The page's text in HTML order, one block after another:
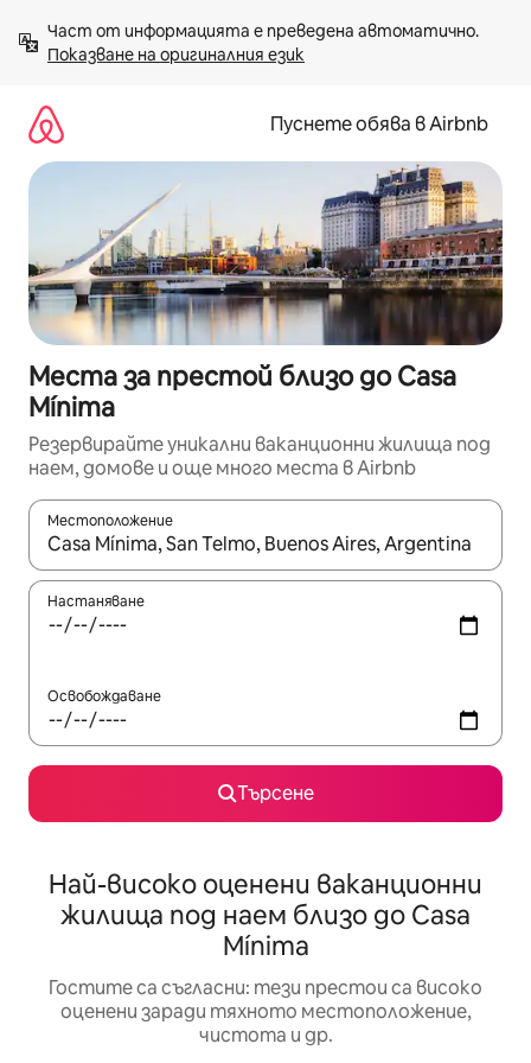
към
съдържанието
Показване на оригиналния език
Пуснете обява в Airbnb
Места за престой близо до Casa
Mínima
Резервирайте уникални ваканционни жилища под
наем, домове и още много места в Airbnb
Местоположение
Когато резултатите се покажат, използвайте
Настаняване
Освобождаване
Търсене
Най-високо оценени ваканционни
жилища под наем близо до Casa
Mínima
Гостите са съгласни: тези престои са високо
оценени заради тяхното местоположение,
чистота и др.